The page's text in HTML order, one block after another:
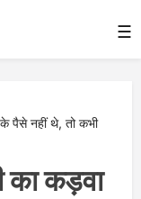
☰
पैसे नहीं थे, तो कभी
का कड़वा